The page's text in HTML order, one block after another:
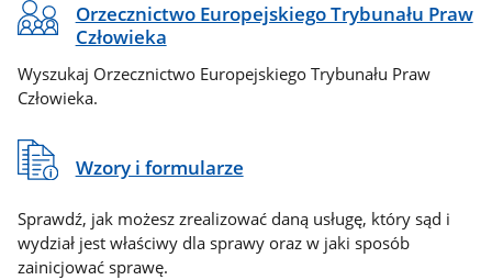
Orzecznictwo Europejskiego Trybunału Praw
Człowieka
Wyszukaj Orzecznictwo Europejskiego Trybunału Praw
Człowieka.
Wzory i formularze
Sprawdź, jak możesz zrealizować daną usługę, który sąd i
wydział jest właściwy dla sprawy oraz w jaki sposób
zainicjować sprawę.